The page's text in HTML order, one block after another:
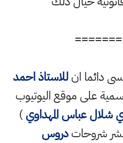
انللاستاذ احمد
موقع اليوتيوب
المهداوي)
دروس